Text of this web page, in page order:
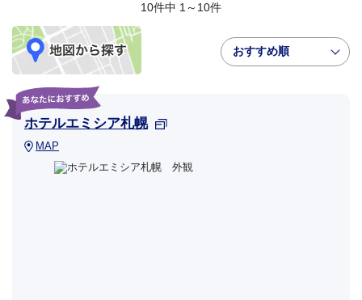
10件中 1～10件
おすすめ順
ホテルエミシア札幌
MAP